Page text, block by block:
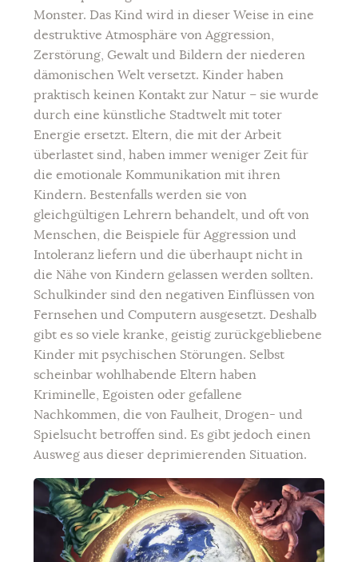
Monster. Das Kind wird in dieser Weise in eine
destruktive Atmosphäre von Aggression,
Zerstörung, Gewalt und Bildern der niederen
dämonischen Welt versetzt. Kinder haben
praktisch keinen Kontakt zur Natur – sie wurde
durch eine künstliche Stadtwelt mit toter
Energie ersetzt. Eltern, die mit der Arbeit
überlastet sind, haben immer weniger Zeit für
die emotionale Kommunikation mit ihren
Kindern. Bestenfalls werden sie von
gleichgültigen Lehrern behandelt, und oft von
Menschen, die Beispiele für Aggression und
Intoleranz liefern und die überhaupt nicht in
die Nähe von Kindern gelassen werden sollten.
Schulkinder sind den negativen Einflüssen von
Fernsehen und Computern ausgesetzt. Deshalb
gibt es so viele kranke, geistig zurückgebliebene
Kinder mit psychischen Störungen. Selbst
scheinbar wohlhabende Eltern haben
Kriminelle, Egoisten oder gefallene
Nachkommen, die von Faulheit, Drogen- und
Spielsucht betroffen sind. Es gibt jedoch einen
Ausweg aus dieser deprimierenden Situation.